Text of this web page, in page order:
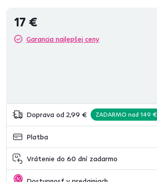
17 €
Garancia najlepšej ceny
Doprava od 2,99 € ZADARMO nad 149 €
Platba
Vrátenie do 60 dní zadarmo